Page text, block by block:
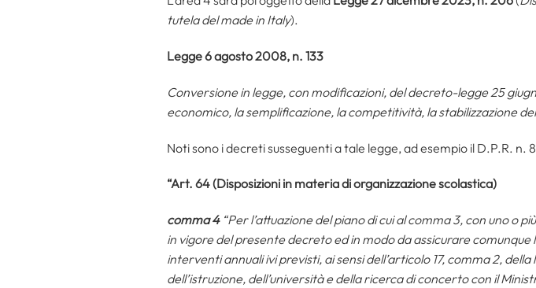
tutela del made in Italy).
Legge 6 agosto 2008, n. 133
Conversione in legge, con modificazioni, del decreto-legge 25
economico, la semplificazione, la competitività, la stabilizzazione
Noti sono i decreti susseguenti a tale legge, ad esempio il D.P.R. n.
“Art. 64 (Disposizioni in materia di organizzazione scolastica)
comma 4 “Per l’attuazione del piano di cui al comma 3, con uno
in vigore del presente decreto ed in modo da assicurare
interventi annuali ivi previsti, ai sensi dell’articolo 17, comma 2,
dell’istruzione, dell’università e della ricerca di concerto con il